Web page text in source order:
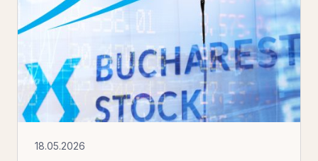
18.05.2026